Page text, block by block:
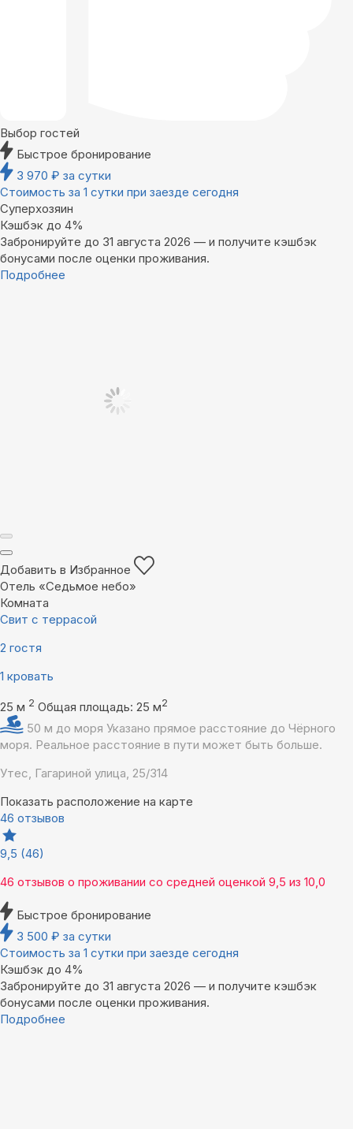
Выбор гостей
Быстрое бронирование
3 970 ₽ за сутки
Стоимость за 1 сутки при заезде сегодня
Суперхозяин
Кэшбэк до 4%
Забронируйте до 31 августа 2026 — и получите кэшбэк
бонусами после оценки проживания.
Подробнее
Добавить в Избранное
Отель «Седьмое небо»
Комната
Свит с террасой
2 гостя
1 кровать
25 м 2 Общая площадь: 25 м2
50 м до моря Указано прямое расстояние до Чёрного
моря. Реальное расстояние в пути может быть больше.
Утес, Гагариной улица, 25/314
Показать расположение на карте
46 отзывов
9,5 (46)
46 отзывов о проживании со средней оценкой 9,5 из 10,0
Быстрое бронирование
3 500 ₽ за сутки
Стоимость за 1 сутки при заезде сегодня
Кэшбэк до 4%
Забронируйте до 31 августа 2026 — и получите кэшбэк
бонусами после оценки проживания.
Подробнее